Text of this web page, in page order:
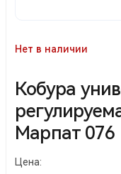
Нет в наличии
Кобура
Марпат 076
Цена: